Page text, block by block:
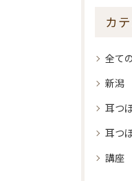
カ
全て
新潟
耳つ
耳つ
講座